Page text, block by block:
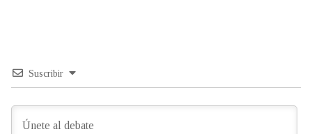
Suscribir